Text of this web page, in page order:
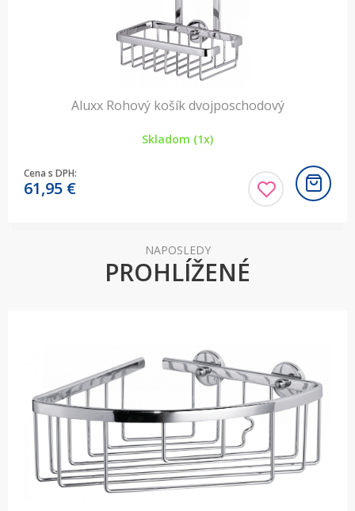
Aluxx Rohový košík dvojposchodový
Skladom (1x)
Cena s DPH:
61,95 €
NAPOSLEDY
PROHLÍŽENÉ